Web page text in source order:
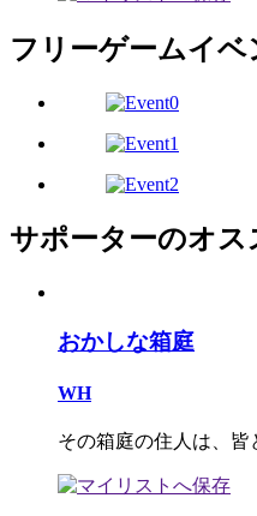
フリーゲームイベ
サポーターのオス
おかしな箱庭
WH
その箱庭の住人は、皆